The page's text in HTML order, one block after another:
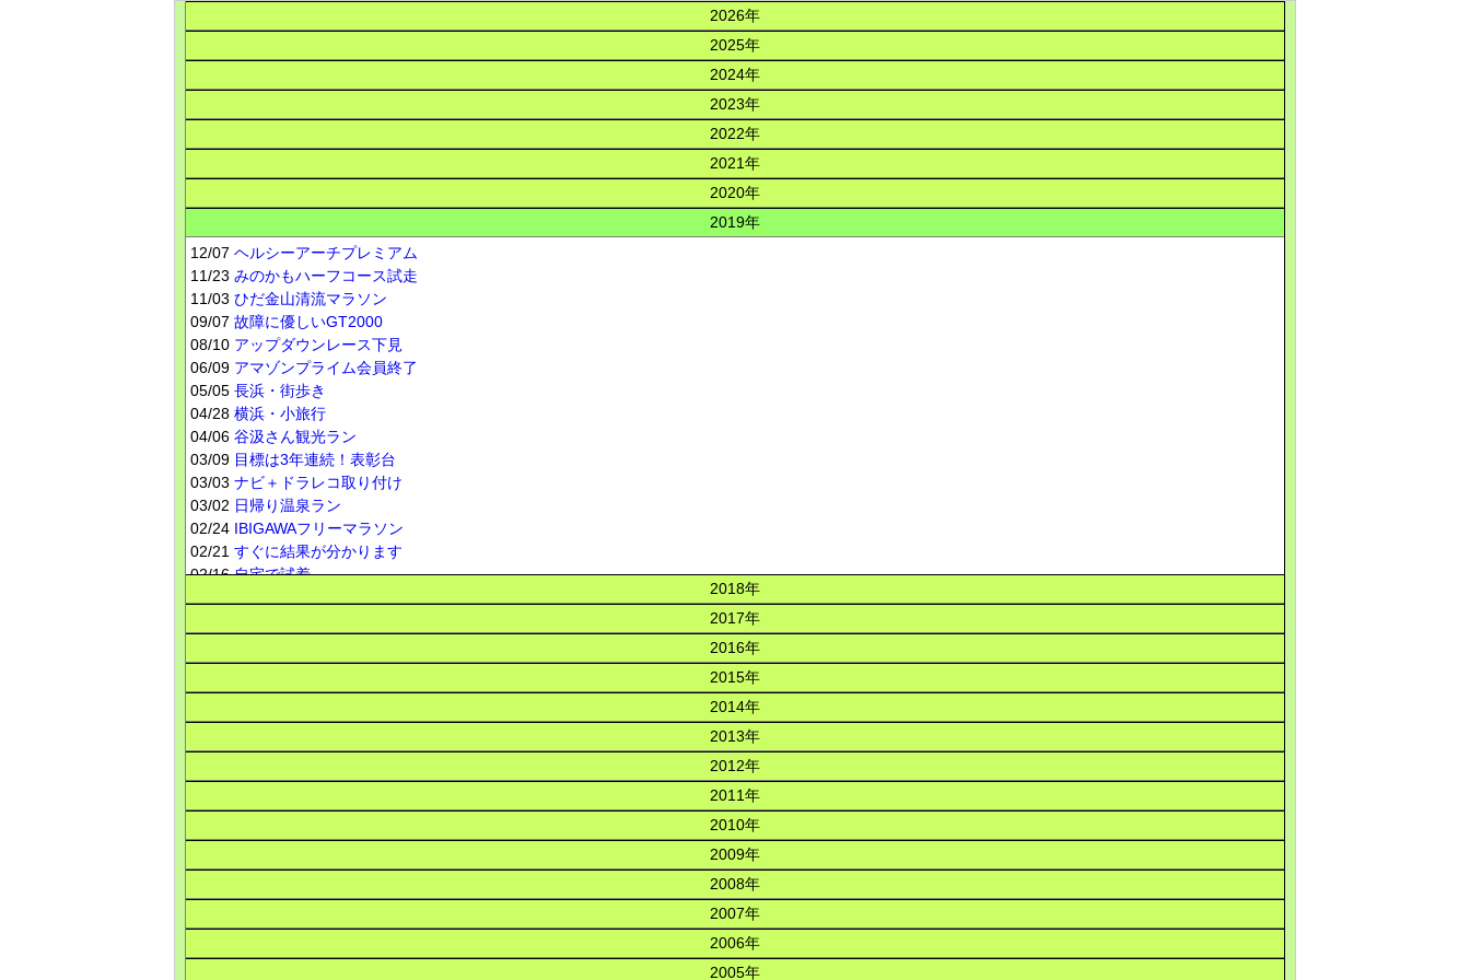
2026年
2025年
2024年
2023年
2022年
2021年
2020年
2019年
12/07ヘルシーアーチプレミアム
11/23みのかもハーフコース試走
11/03ひだ金山清流マラソン
09/07故障に優しいGT2000
08/10 アップダウンレース下見
06/09 アマゾンプライム会員終了
05/05長浜・街歩き
04/28横浜・小旅行
04/06谷汲さん観光ラン
03/09 目標は3年連続！表彰台
03/03ナビ＋ドラレコ取り付け
03/02 日帰り温泉ラン
02/24 IBIGAWAフリーマラソン
02/21すぐに結果が分かります
02/16自宅で試着
01/04名古屋・駅前小旅行
2018年
2017年
2016年
2015年
2014年
2013年
2012年
2011年
2010年
2009年
2008年
2007年
2006年
2005年